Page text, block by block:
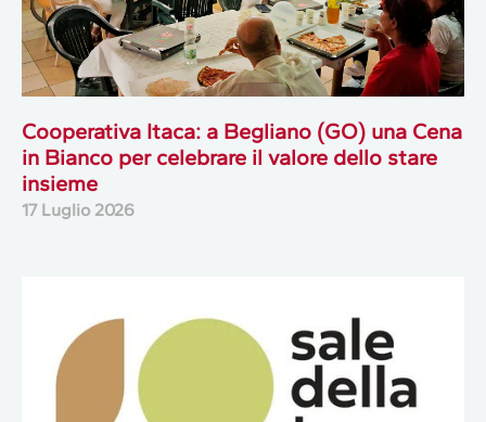
Cooperativa Itaca: a Begliano (GO) una Cena
in Bianco per celebrare il valore dello stare
insieme
17 Luglio 2026